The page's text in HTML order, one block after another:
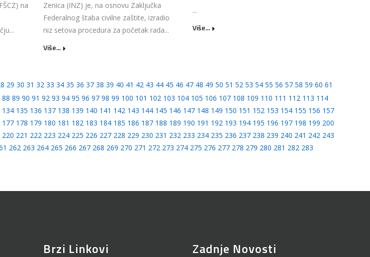
na
Zenica (INZ) je, na osnovu Zaključka
Federalnog štaba civilne zaštite, izradio
niz setova procedura za početak rada...
Više...
...
Više...
29 30 31 32 33 34 35 36 37 38 39 40 41 42 43 44 45 46 47 48 49 50 51 52 53 54 55 56 57 58 59 60 61
88 89 90 91 92 93 94 95 96 97 98 99 100 101 102 103 104 105 106 107 108 109 110 111 112 113 114
134 135 136 137 138 139 140 141 142 143 144 145 146 147 148 149 150 151 152 153 154 155 156 157
177 178 179 180 181 182 183 184 185 186 187 188 189 190 191 192 193 194 195 196 197 198 199 200
220 221 222 223 224 225 226 227 228 229 230 231 232 233 234 235 236 237 238 239 240 241 242 243
262 263 264 265 266 267 268 269 270 271 272 273 274 275 276 277 278 279 280 281 282 283
Brzi Linkovi Zadnje Novosti